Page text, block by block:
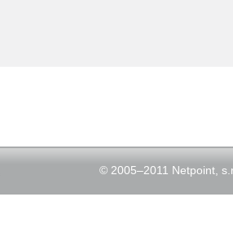
© 2005–2011 Netpoint,